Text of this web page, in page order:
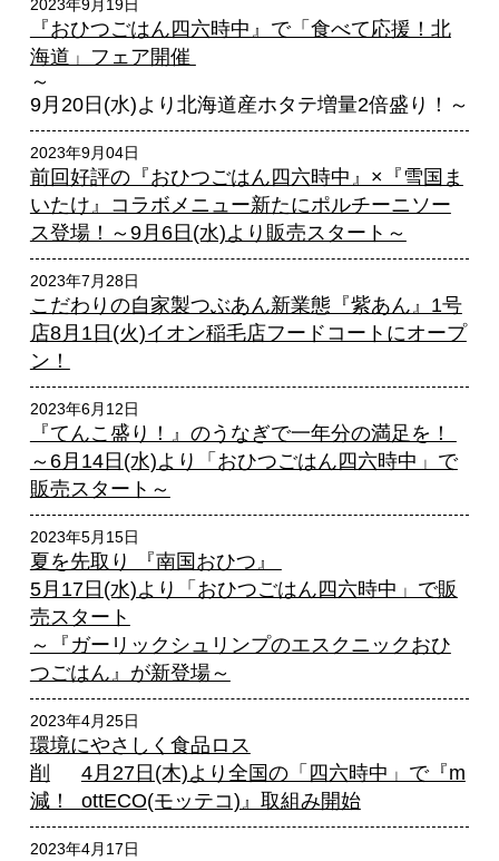
2023年9月19日
『おひつごはん四六時中』で「食べて応援！北
海道」フェア開催
～
9月20日(水)より北海道産ホタテ増量2倍盛り！～
2023年9月04日
前回好評の『おひつごはん四六時中』×『雪国ま
いたけ』コラボメニュー新たにポルチーニソー
ス登場！～9月6日(水)より販売スタート～
2023年7月28日
こだわりの自家製つぶあん新業態『紫あん』1号
店8月1日(火)イオン稲毛店フードコートにオープ
ン！
2023年6月12日
『てんこ盛り！』のうなぎで一年分の満足を！
～6月14日(水)より「おひつごはん四六時中」で
販売スタート～
2023年5月15日
夏を先取り 『南国おひつ』
5月17日(水)より「おひつごはん四六時中」で販
売スタート
～『ガーリックシュリンプのエスクニックおひ
つごはん』が新登場～
2023年4月25日
環境にやさしく食品ロス
削
減！
4月27日(木)より全国の「四六時中」で『m
ottECO(モッテコ)』取組み開始
2023年4月17日